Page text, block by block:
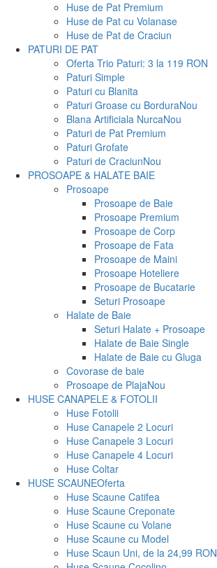
Huse de Pat Premium
Huse de Pat cu Volanase
Huse de Pat de Craciun
PATURI DE PAT
Oferta Trio Paturi: 3 la 119 RON
Paturi Simple
Paturi cu Blanita
Paturi Groase cu BorduraNou
Blana Artificiala NurcaNou
Paturi de Pat Premium
Paturi Grofate
Paturi de CraciunNou
PROSOAPE & HALATE BAIE
Prosoape
Prosoape de Baie
Prosoape Premium
Prosoape de Corp
Prosoape de Fata
Prosoape de Maini
Prosoape Hoteliere
Prosoape de Bucatarie
Seturi Prosoape
Halate de Baie
Seturi Halate + Prosoape
Halate de Baie Single
Halate de Baie cu Gluga
Covorase de baie
Prosoape de PlajaNou
HUSE CANAPELE & FOTOLII
Huse Fotolii
Huse Canapele 2 Locuri
Huse Canapele 3 Locuri
Huse Canapele 4 Locuri
Huse Coltar
HUSE SCAUNEOferta
Huse Scaune Catifea
Huse Scaune Creponate
Huse Scaune cu Volane
Huse Scaune cu Model
Huse Scaun Uni, de la 24,99 RON